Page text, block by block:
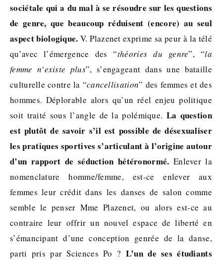
sociétale qui a du mal à se résoudre sur les questions
de genre, que beaucoup réduisent (encore) au seul
aspect biologique. V. Plazenet exprime sa peur à la télé
qu’avec l’émergence des “théories du genre”, “la
femme n’existe plus”, s’engageant dans une bataille
culturelle contre la “cancellisation” des femmes et des
hommes. Déplorable alors qu’un réel enjeu politique
soit traité sous l’angle de la polémique. La question
est plutôt de savoir s’il est possible de désexualiser
les pratiques sportives s’articulant à l’origine autour
d’un rapport de séduction hétéronormé. Enlever la
nomenclature homme/femme, est-ce enlever aux
femmes leur crédit dans les danses de salon comme
semble le penser Mme Plazenet, ou alors est-ce au
contraire leur offrir un nouvel espace de liberté en
s’émancipant d’une conception genrée de la danse,
parti pris par Sciences Po ? L’un de ses étudiants